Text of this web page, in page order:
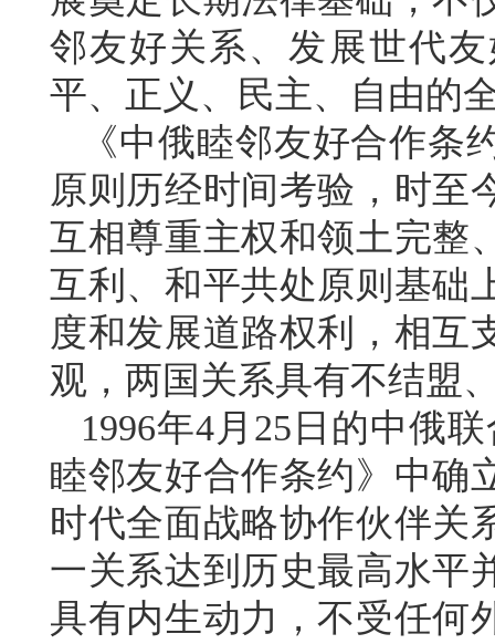
邻友好关系、发展世代
平、正义、民主、自由的
《中俄睦邻友好合作条
原则历经时间考验，时至
互相尊重主权和领土完整
互利、和平共处原则基础
度和发展道路权利，相互
观，两国关系具有不结盟
1996年4月25日的中俄
睦邻友好合作条约》中确
时代全面战略协作伙伴关
一关系达到历史最高水平
具有内生动力，不受任何